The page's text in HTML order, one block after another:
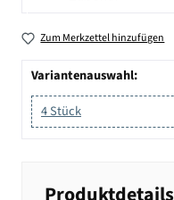
Zum Merkzettel hinzufügen
Variantenauswahl:
4 Stück